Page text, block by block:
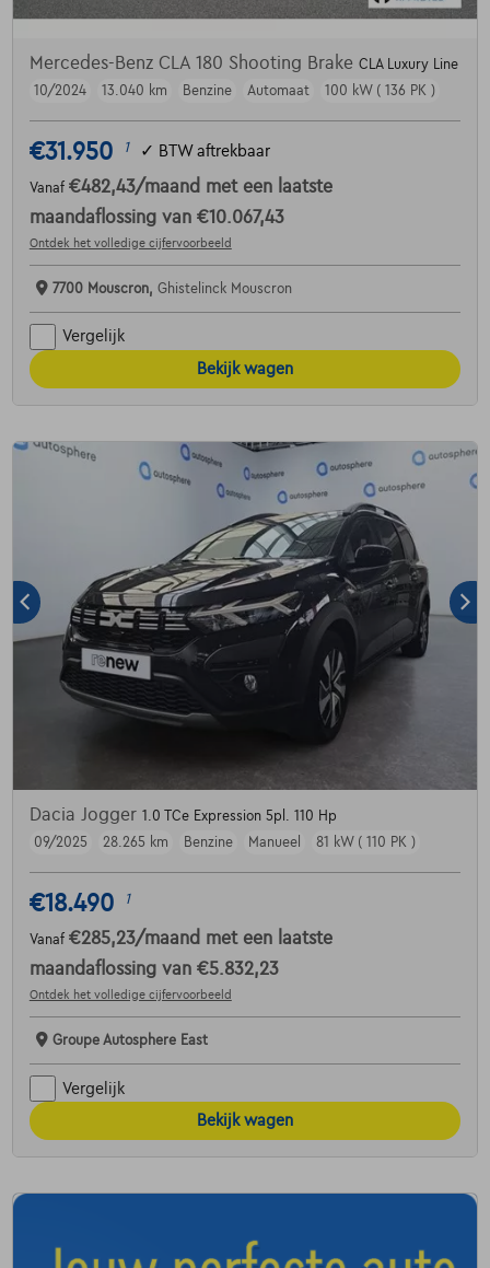
Mercedes-Benz CLA 180 Shooting Brake CLA Luxury Line
10/2024
13.040 km Benzine Automaat 100 kW ( 136 PK )
€31.950 1 ✓ BTW aftrekbaar
Vanaf €482,43/maand met een laatste
maandaflossing van €10.067,43
Ontdek het volledige cijfervoorbeeld
7700 Mouscron, Ghistelinck Mouscron
Vergelijk
Bekijk wagen
Dacia Jogger 1.0 TCe Expression 5pl. 110 Hp
09/2025
28.265 km Benzine Manueel 81 kW ( 110 PK )
€18.490 1
Vanaf €285,23/maand met een laatste
maandaflossing van €5.832,23
Ontdek het volledige cijfervoorbeeld
Groupe Autosphere East
Vergelijk
Bekijk wagen